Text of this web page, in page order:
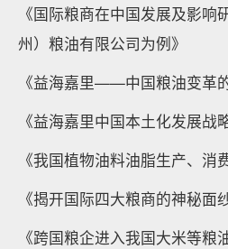
《国际粮商在中国发展及影
州）粮油有限公司为例》
《益海嘉里——中国粮油变革
《益海嘉里中国本土化发展战
《我国植物油料油脂生产、消
《揭开国际四大粮商的神秘面
《跨国粮企进入我国大米等